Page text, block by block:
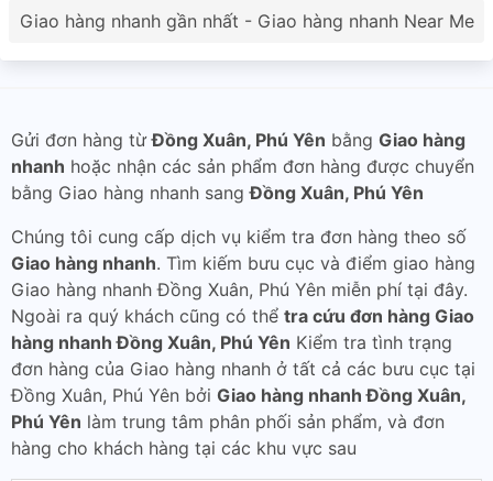
Giao hàng nhanh gần nhất - Giao hàng nhanh Near Me
Gửi đơn hàng từĐồng Xuân, Phú Yên bằng Giao hàng
nhanh hoặc nhận các sản phẩm đơn hàng được chuyển
bằng Giao hàng nhanh sangĐồng Xuân, Phú Yên
Chúng tôi cung cấp dịch vụ kiểm tra đơn hàng theo số
Giao hàng nhanh. Tìm kiếm bưu cục và điểm giao hàng
Giao hàng nhanh Đồng Xuân, Phú Yên miễn phí tại đây.
Ngoài ra quý khách cũng có thể tra cứu đơn hàng Giao
hàng nhanh Đồng Xuân, Phú Yên Kiểm tra tình trạng
đơn hàng của Giao hàng nhanh ở tất cả các bưu cục tại
Đồng Xuân, Phú Yên bởi Giao hàng nhanh Đồng Xuân,
Phú Yên làm trung tâm phân phối sản phẩm, và đơn
hàng cho khách hàng tại các khu vực sau